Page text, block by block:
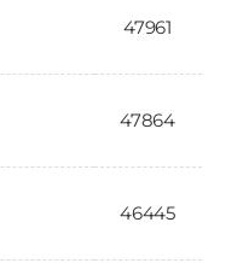
47961
47864
46445